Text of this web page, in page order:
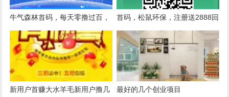
牛气森林首码，每天零撸过百，
速度上车，实铭无费，每天10个
广告，可得2－5元余额，提现秒
首码，松鼠环保，注册送2888回
收包，每天收益16元，速度上
车，一元秒提
新用户首赚大水羊毛新用户撸几 最好的几个创业项目